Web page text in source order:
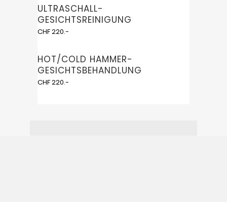
ULTRASCHALL-
GESICHTSREINIGUNG
CHF 220.-
HOT/COLD HAMMER-
GESICHTSBEHANDLUNG
CHF 220.-